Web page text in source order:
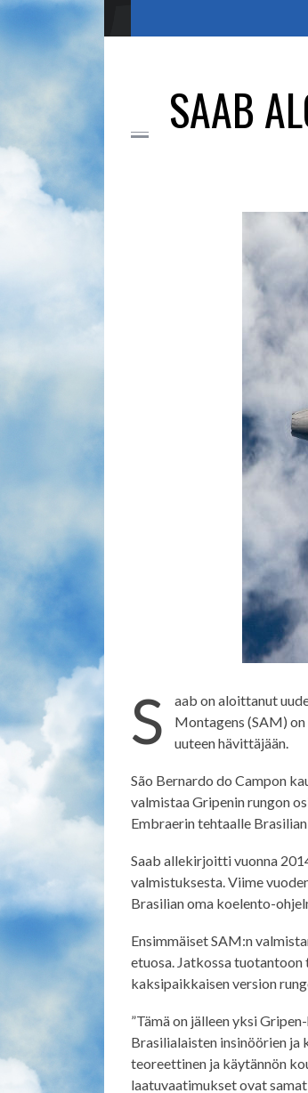
SAAB
S
aab on aloittanut
Montagens (SAM)
uuteen hävittäjään.
São Bernardo do Campon
valmistaa Gripenin rungon
Embraerin tehtaalle
Saab allekirjoitti vuonna
valmistuksesta. Viime
Brasilian oma koelento-
Ensimmäiset SAM:n
etuosa. Jatkossa
kaksipaikkaisen version
”Tämä on jälleen yksi
Brasilialaisten insinöörien ja
teoreettinen ja käytännön
laatuvaatimukset ovat